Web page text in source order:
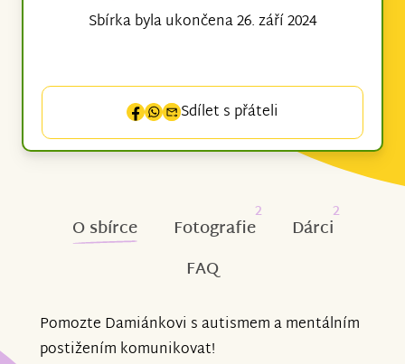
Sbírka byla ukončena 26. září 2024
Sdílet s přáteli
O sbírce Fotografie
2
Dárci
2
FAQ
Pomozte Damiánkovi s autismem a mentálním
postižením komunikovat!